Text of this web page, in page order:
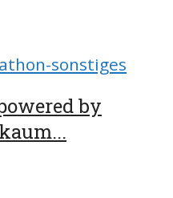
sonstiges
by